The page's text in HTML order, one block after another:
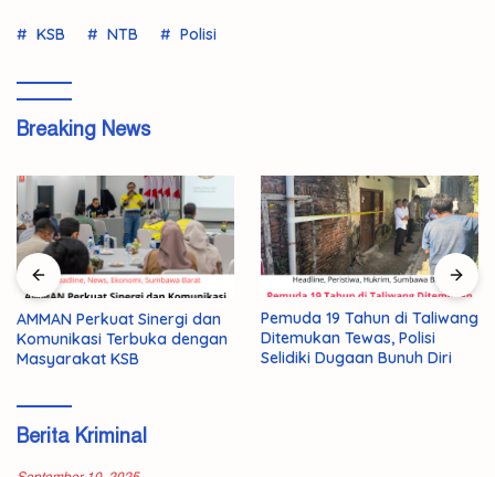
KSB NTB Polisi
Breaking News
AMMAN Perkuat Sinergi dan
Komunikasi Terbuka dengan
Masyarakat KSB
Pemuda 19 Tahun di Taliwang
Ditemukan Tewas, Polisi
Selidiki Dugaan Bunuh Diri
Berita Kriminal